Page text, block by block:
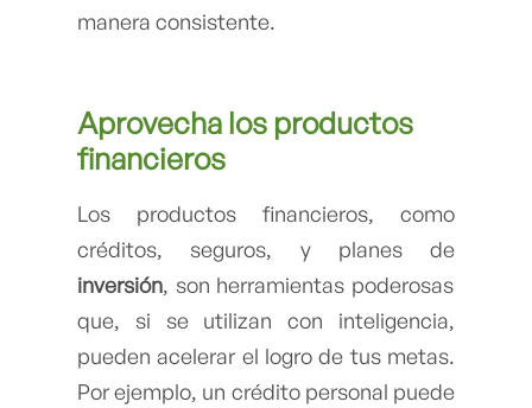
manera consistente.
Aprovecha los productos
financieros
Los productos financieros, como
créditos, seguros, y planes de
inversión, son herramientas poderosas
que, si se utilizan con inteligencia,
pueden acelerar el logro de tus metas.
Por ejemplo, un crédito personal puede